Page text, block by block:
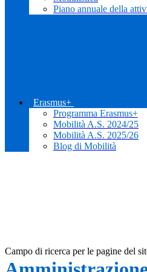
Piano annuale della
Erasmus+
Programma Erasmus+
Mobilità A.S. 2024/25
Mobilità A.S. 2025/26
Blog di Mobilità
Campo di ricerca per le pagine del